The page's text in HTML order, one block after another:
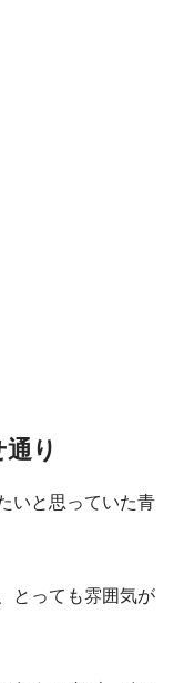
り
いと思っていた青
とっても雰囲気が